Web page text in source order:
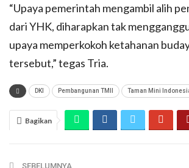
“Upaya pemerintah mengambil alih
dari YHK, diharapkan tak
upaya memperkokoh ketahanan
tersebut,” tegas Tria.
DKI Pembangunan TMII Taman Mini
Bagikan
SEBELUMNYA